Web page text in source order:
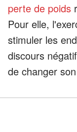
perte de poids
Pour elle,
stimuler les
discours
de changer